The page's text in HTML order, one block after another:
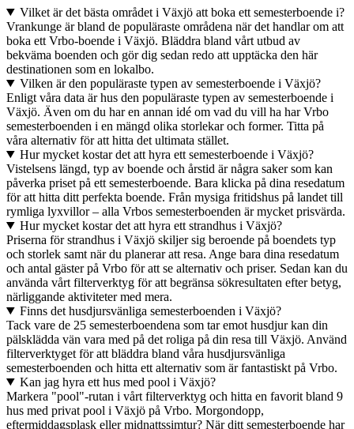
Vilket är det bästa området i Växjö att boka ett semesterboende i?
Vrankunge är bland de populäraste områdena när det handlar om att
boka ett Vrbo-boende i Växjö. Bläddra bland vårt utbud av
bekväma boenden och gör dig sedan redo att upptäcka den här
destinationen som en lokalbo.
Vilken är den populäraste typen av semesterboende i Växjö?
Enligt våra data är hus den populäraste typen av semesterboende i
Växjö. Även om du har en annan idé om vad du vill ha har Vrbo
semesterboenden i en mängd olika storlekar och former. Titta på
våra alternativ för att hitta det ultimata stället.
Hur mycket kostar det att hyra ett semesterboende i Växjö?
Vistelsens längd, typ av boende och årstid är några saker som kan
påverka priset på ett semesterboende. Bara klicka på dina resedatum
för att hitta ditt perfekta boende. Från mysiga fritidshus på landet till
rymliga lyxvillor – alla Vrbos semesterboenden är mycket prisvärda.
Hur mycket kostar det att hyra ett strandhus i Växjö?
Priserna för strandhus i Växjö skiljer sig beroende på boendets typ
och storlek samt när du planerar att resa. Ange bara dina resedatum
och antal gäster på Vrbo för att se alternativ och priser. Sedan kan du
använda vårt filterverktyg för att begränsa sökresultaten efter betyg,
närliggande aktiviteter med mera.
Finns det husdjursvänliga semesterboenden i Växjö?
Tack vare de 25 semesterboendena som tar emot husdjur kan din
pälsklädda vän vara med på det roliga på din resa till Växjö. Använd
filterverktyget för att bläddra bland våra husdjursvänliga
semesterboenden och hitta ett alternativ som är fantastiskt på Vrbo.
Kan jag hyra ett hus med pool i Växjö?
Markera "pool"-rutan i vårt filterverktyg och hitta en favorit bland 9
hus med privat pool i Växjö på Vrbo. Morgondopp,
eftermiddagsplask eller midnattssimtur? När ditt semesterboende har